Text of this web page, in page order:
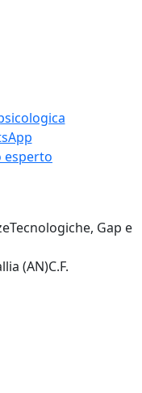
esperto
Tecnologiche, Gap e
(AN)C.F.